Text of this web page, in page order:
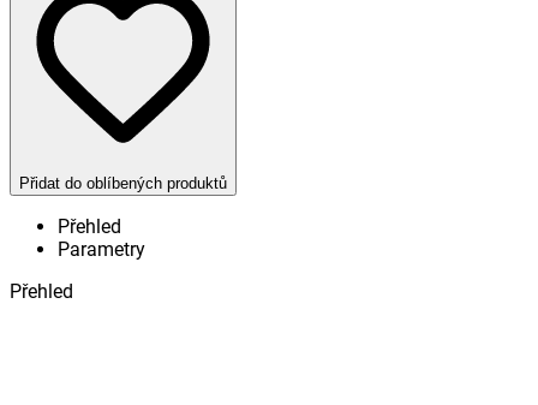
Přidat do oblíbených produktů
Přehled
Parametry
Přehled